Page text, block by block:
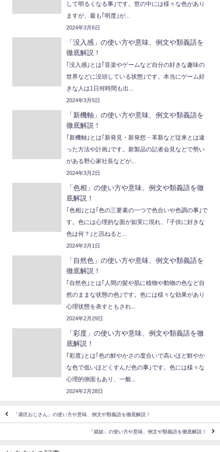
して明るくなる事｣です。世の中には様々な色があり
ますが、最も｢明度｣が...
2024年3月6日
「没入感」の使い方や意味、例文や類義語を
徹底解説！
｢没入感｣とは｢音楽やゲームなど自分の好きな趣味の
世界などに没頭している状態｣です。本当にゲーム好
きな人は1日何時間も出...
2024年3月5日
「新機軸」の使い方や意味、例文や類義語を
徹底解説！
｢新機軸｣とは｢新発見・新発想・革新など従来とは違
った方法や計画｣です。新製品の記者会見などで勢い
がある野心家社長などが...
2024年3月2日
「色相」の使い方や意味、例文や類義語を徹
底解説！
｢色相｣とは｢色の三要素の一つで色合いや色調の事｣で
す。色には心理的な面が如実に現れ、｢子供に好きな
色は何？｣と訊ねると...
2024年3月1日
「自然色」の使い方や意味、例文や類義語を
徹底解説！
｢自然色｣とは｢人間の髪や肌に植物や動物の色など自
然のままな状態の色｣です。色には様々な効果があり
心理状態を表すともされ...
2024年2月29日
「彩度」の使い方や意味、例文や類義語を徹
底解説！
｢彩度｣とは｢色の鮮やかさの度合いで高いほど鮮やか
な色で低いほどくすんだ色の事｣です。色には様々な
心理的側面もあり、一般...
2024年2月28日
「港区おじさん」の使い方や意味、例文や類義語を徹底解説！
「娼妓」の使い方や意味、例文や類義語を徹底解説！